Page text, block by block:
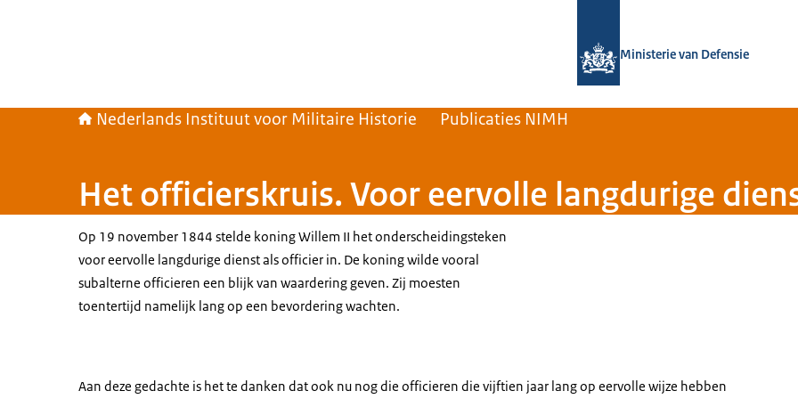
Ministerie van Defensie
Nederlands Instituut voor Militaire Historie Publicaties NIMH
Het officierskruis. Voor eervolle langdurige
Op 19 november 1844 stelde koning Willem II het onderscheidingsteken
voor eervolle langdurige dienst als officier in. De koning wilde vooral
subalterne officieren een blijk van waardering geven. Zij moesten
toentertijd namelijk lang op een bevordering wachten.
Aan deze gedachte is het te danken dat ook nu nog die officieren die vijftien jaar lang op eervolle wijze hebben